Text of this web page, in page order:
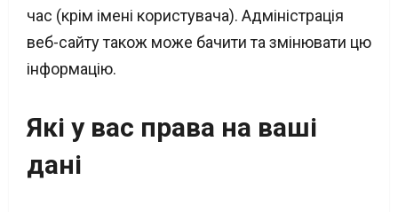
час (крім імені користувача). Адміністрація
веб-сайту також може бачити та змінювати цю
інформацію.
Які у вас права на ваші
дані